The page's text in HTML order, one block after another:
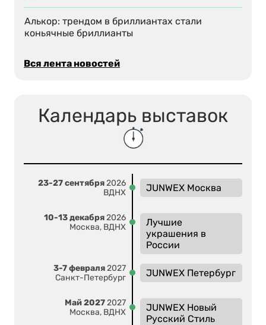
Алькор: трендом в бриллиантах стали
коньячные бриллианты
Вся лента новостей
Календарь выставок
23-27 сентября2026
ВДНХ
JUNWEX Москва
10-13 декабря2026
Москва, ВДНХ
Лучшие
украшения в
России
3-7 февраля2027
Санкт-Петербург
JUNWEX Петербург
Май 20272027
Москва, ВДНХ
JUNWEX Новый
Русский Стиль